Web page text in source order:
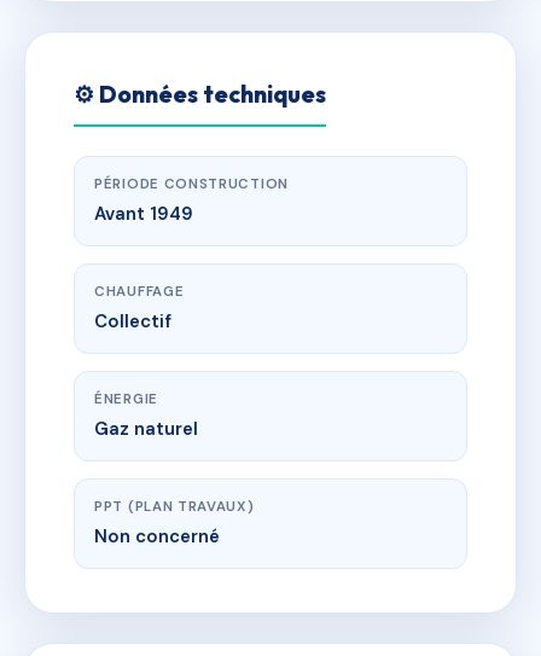
⚙️ Données techniques
PÉRIODE CONSTRUCTION
Avant 1949
CHAUFFAGE
Collectif
ÉNERGIE
Gaz naturel
PPT (PLAN TRAVAUX)
Non concerné